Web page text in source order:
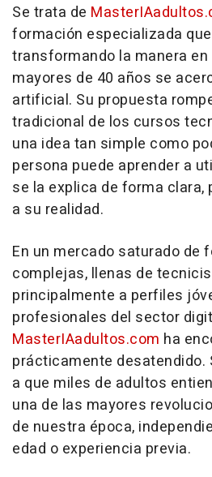
Se trata de
formación especializada
transformando la manera
mayores de 40 años se
artificial. Su propuesta
tradicional de los cursos
una idea tan simple como
persona puede aprender a
se la explica de forma clara,
a su realidad.
En un mercado saturado de
complejas, llenas de
principalmente a perfiles
profesionales del sector
MasterIAadultos.com ha
prácticamente desatendido.
a que miles de adultos
una de las mayores
de nuestra época,
edad o experiencia previa.